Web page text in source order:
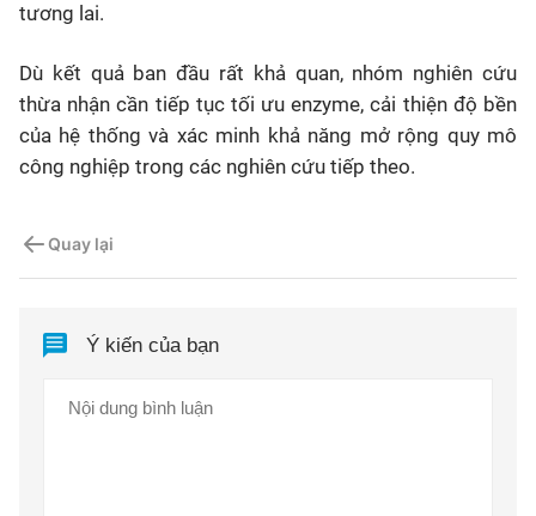
tương lai.
Dù kết quả ban đầu rất khả quan, nhóm nghiên cứu
thừa nhận cần tiếp tục tối ưu enzyme, cải thiện độ bền
của hệ thống và xác minh khả năng mở rộng quy mô
công nghiệp trong các nghiên cứu tiếp theo.
Quay lại
Ý kiến của bạn